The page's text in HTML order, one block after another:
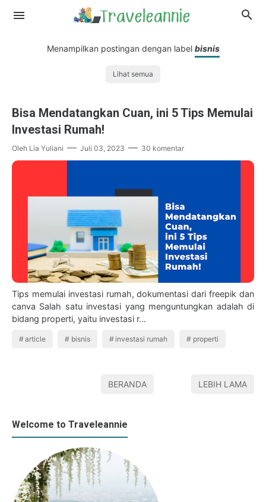
Menampilkan postingan dengan label bisnis
Lihat semua
Bisa Mendatangkan Cuan, ini 5 Tips Memulai
Investasi Rumah!
Oleh Lia Yuliani Juli 03, 2023 30 komentar
Tips memulai investasi rumah, dokumentasi dari freepik dan
canva Salah satu investasi yang menguntungkan adalah di
bidang properti, yaitu investasi r…
article bisnis investasi rumah properti
BERANDA LEBIH LAMA
Welcome to Traveleannie